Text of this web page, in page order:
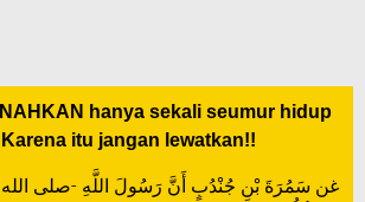
hanya sekali seumur hidup
itu jangan lewatkan!!
غن سَمُرَةَ بْنِ جُنْدُبٍ أَنَّ رَسُولَ اللَّهِ -صلى